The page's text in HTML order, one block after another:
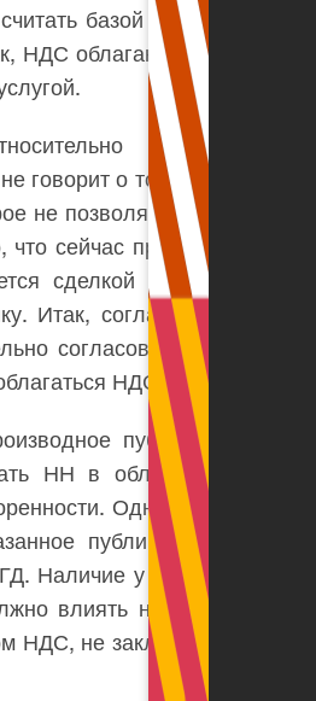
базой для НДС, они
НДС облагаются только те
обстоятельств
говорит о том, что именно
не позволяет считать, что
сейчас принудительная
сделкой в целях НДС.
Итак, согласно решению
согласовали арендную
НДС.
публичное лицо,
НН в облагаемую НДС
Однако учитывая,
публично, в случае
Наличие у арендодателя
влиять на применение
НДС, не заключало сделку